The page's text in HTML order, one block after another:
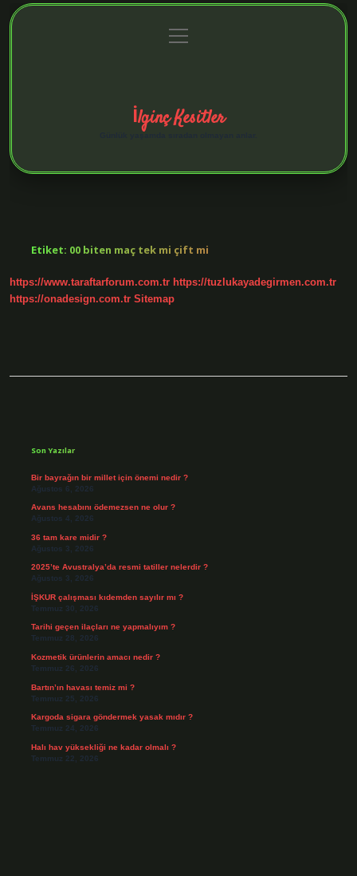
Gizlilik Politikası
menüyü
aç
İlginç Kesitler
Etiket: 00 biten maç tek mi çift mi
https://www.taraftarforum.com.tr https://tuzlukayadegirmen.com.tr
https://onadesign.com.tr Sitemap
Son Yazılar
Bir bayrağın bir millet için önemi nedir ?
Ağustos 6, 2026
Avans hesabını ödemezsen ne olur ?
Ağustos 4, 2026
36 tam kare midir ?
Ağustos 3, 2026
2025’te Avustralya’da resmi tatiller nelerdir ?
Ağustos 3, 2026
İŞKUR çalışması kıdemden sayılır mı ?
Temmuz 30, 2026
Tarihi geçen ilaçları ne yapmalıyım ?
Temmuz 28, 2026
Kozmetik ürünlerin amacı nedir ?
Temmuz 26, 2026
Bartın’ın havası temiz mi ?
Temmuz 25, 2026
Kargoda sigara göndermek yasak mıdır ?
Temmuz 24, 2026
Halı hav yüksekliği ne kadar olmalı ?
Temmuz 22, 2026